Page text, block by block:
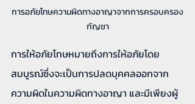
การอภัยโทษความผิดทางอาญาจากการครอบครอง
กัญชา
การให้อภัยโทษหมายถึงการให้อภัยโดย
สมบูรณ์ซึ่งจะเป็นการปลดบุคคลออกจาก
ความผิดในความผิดทางอาญา และมีเพียงผู้